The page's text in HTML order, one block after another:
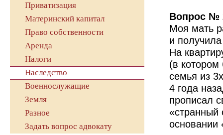
Приватизация
Материнский капитал
Право собственности
Аренда
Налоги
Наследство
Военнослужащие
Земля
Разное
Задать вопрос адвокату
Вопрос №
Моя мать
и
На
(в котором
семья из
4 года
прописал
«странный
основании